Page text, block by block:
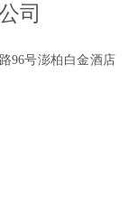
司
96号澎柏白金酒店